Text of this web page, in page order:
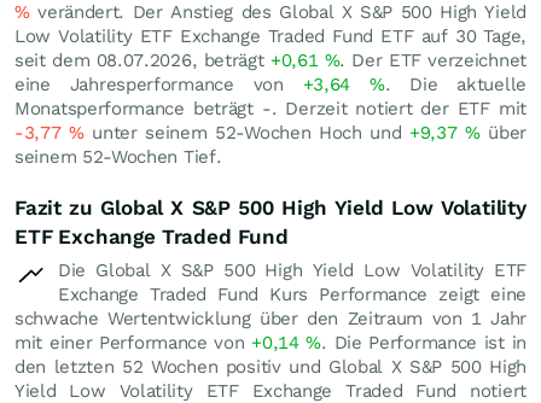
%verändert. Der Anstieg des Global X S&P 500 High Yield
Low Volatility ETF Exchange Traded Fund ETF auf 30 Tage,
seit dem 08.07.2026, beträgt +0,61 %. Der ETF verzeichnet
eine Jahresperformance von +3,64%. Die aktuelle
Monatsperformance beträgt -. Derzeit notiert der ETF mit
-3,77%unter seinem 52-Wochen Hoch und +9,37 %über
seinem 52-Wochen Tief.
Fazit zu Global X S&P 500 High Yield Low Volatility
ETF Exchange Traded Fund
Die Global X S&P 500 High Yield Low Volatility ETF
Exchange Traded Fund Kurs Performance zeigt eine
schwache Wertentwicklung über den Zeitraum von 1 Jahr
mit einer Performance von +0,14%. Die Performance ist in
den letzten 52 Wochen positiv und Global X S&P 500 High
Yield Low Volatility ETF Exchange Traded Fund notiert